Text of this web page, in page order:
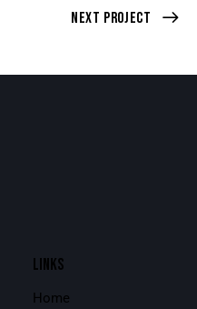
Next Project
LINKS
Home